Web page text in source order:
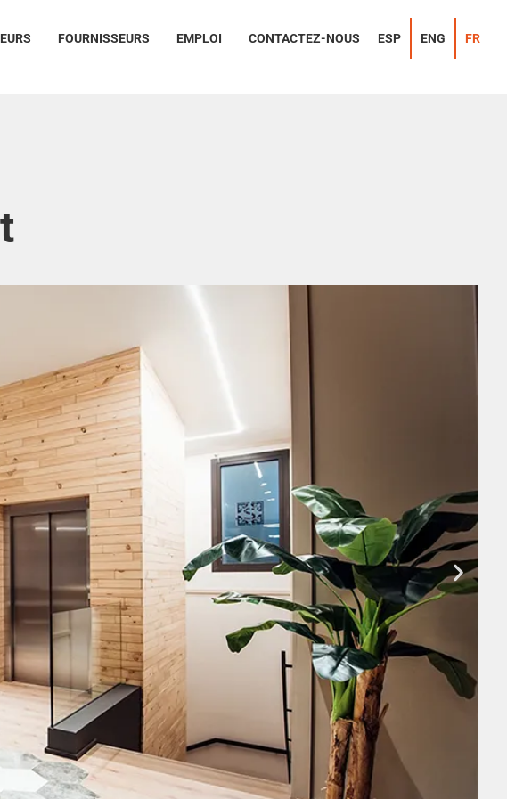
FOURNISSEURS EMPLOI CONTACTEZ-NOUS ESP ENG FR